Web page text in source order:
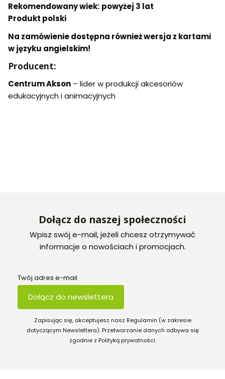
Rekomendowany wiek: powyżej 3 lat
Produkt polski
Na zamówienie dostępna również wersja z kartami
w języku angielskim!
Producent:
Centrum Akson – lider w produkcji akcesoriów
edukacyjnych i animacyjnych
Dołącz do naszej społeczności
Wpisz swój e-mail, jeżeli chcesz otrzymywać
informacje o nowościach i promocjach.
Twój adres e-mail
Dołącz do newslettera
Zapisując się, akceptujesz nasz Regulamin (w zakresie
dotyczącym Newslettera). Przetwarzanie danych odbywa się
zgodnie z Polityką prywatności.